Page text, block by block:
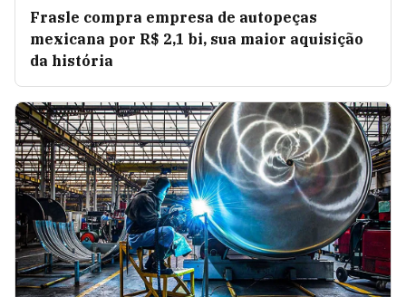
Frasle compra empresa de autopeças
mexicana por R$ 2,1 bi, sua maior aquisição
da história